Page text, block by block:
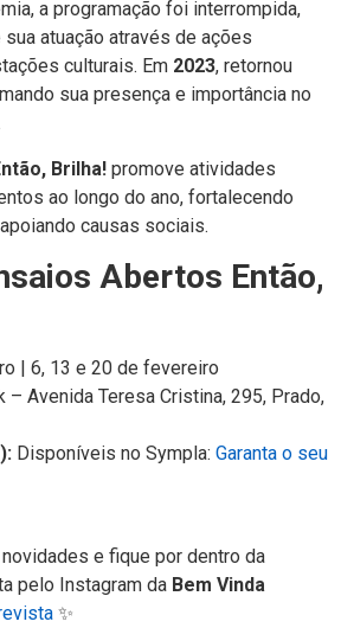
a programação foi interrompida,
atuação através de ações
culturais. Em 2023, retornou
sua presença e importância no
Brilha! promove atividades
ao longo do ano, fortalecendo
causas sociais.
Abertos Então,
| 6, 13 e 20 de fevereiro
– Avenida Teresa Cristina, 295, Prado,
Disponíveis no Sympla: Garanta o seu
e fique por dentro da
pelo Instagram da Bem Vinda
✨